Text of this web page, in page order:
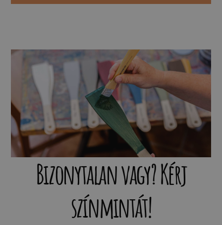
Bizonytalan vagy? Kérj
színmintát!